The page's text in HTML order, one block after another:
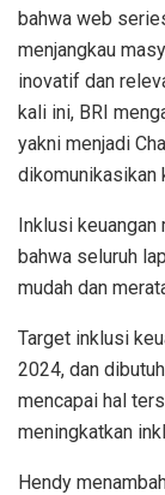
bahwa web
menjangkau
inovatif dan
kali ini, BRI
yakni menjadi
dikomunikasikan
Inklusi keuangan
bahwa seluruh
mudah dan
Target inklusi
2024, dan
mencapai hal
meningkatkan
Hendy